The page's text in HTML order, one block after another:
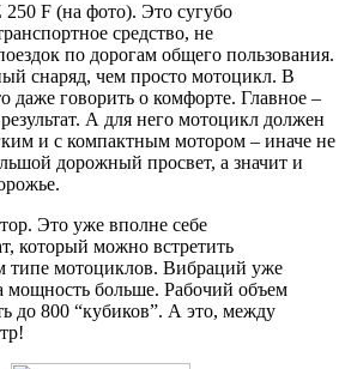
F (на фото). Это сугубо
средство, не
по дорогам общего пользования.
снаряд, чем просто мотоцикл. В
даже говорить о комфорте. Главное –
А для него мотоцикл должен
и с компактным мотором – иначе не
дорожный просвет, а значит и
Это уже вполне себе
который можно встретить
типе мотоциклов. Вибраций уже
мощность больше. Рабочий объем
до 800 “кубиков”. А это, между